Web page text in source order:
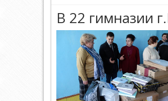
В 22 гимназии